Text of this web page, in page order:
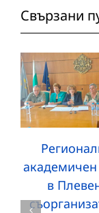
Свързани
в